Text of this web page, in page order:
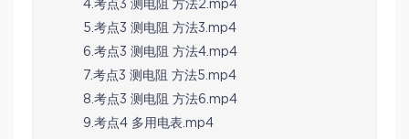
4.考点3 测电阻 方法2.mp4
5.考点3 测电阻 方法3.mp4
6.考点3 测电阻 方法4.mp4
7.考点3 测电阻 方法5.mp4
8.考点3 测电阻 方法6.mp4
9.考点4 多用电表.mp4